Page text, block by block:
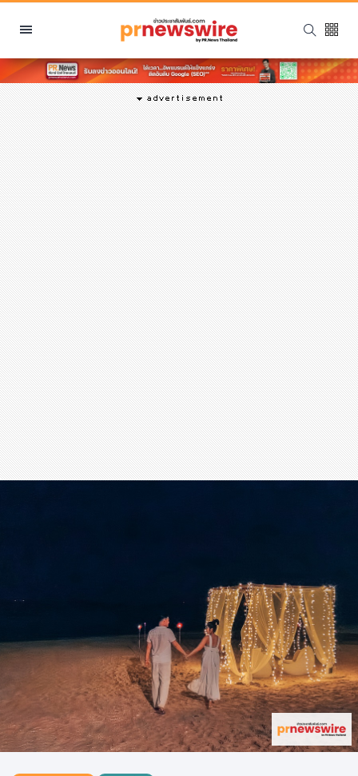
หมวดหมู่
พีอาร์ นิวส์ไวร์
สินค้า, บริการ
โปรโมชั่น
งานอีเว้นท์
รีวิว
บันเทิง
นักแสดง, นักร้อง, โมเดล
อินฟลูเอนเซอร์
ไลฟ์สไตล์
ความงาม
แฟชั่น
สุขภาพ
กีฬา
อาหาร, เครื่องดื่ม
ท่องเที่ยว
โรงแรม, ที่พัก
การศึกษา
ศิลปะ, วัฒนธรรม
การเมือง